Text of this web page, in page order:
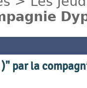
par la